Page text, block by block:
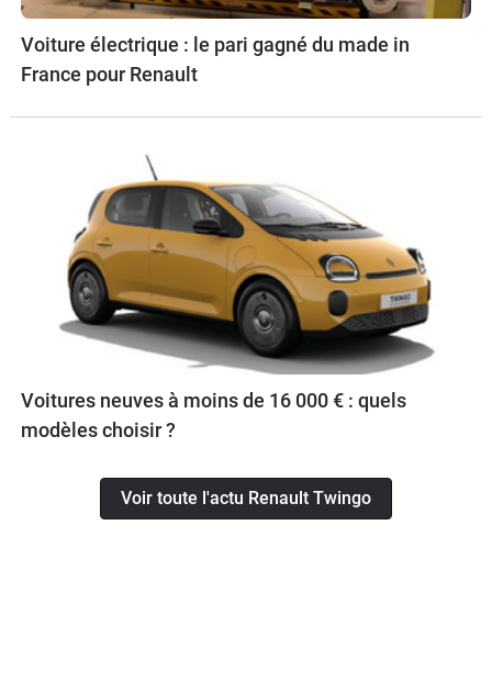
Voiture électrique : le pari gagné du made in
France pour Renault
Voitures neuves à moins de 16 000 € : quels
modèles choisir ?
Voir toute l'actu Renault Twingo